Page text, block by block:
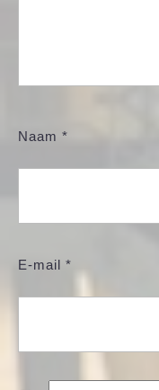
Naam *
E-mail *